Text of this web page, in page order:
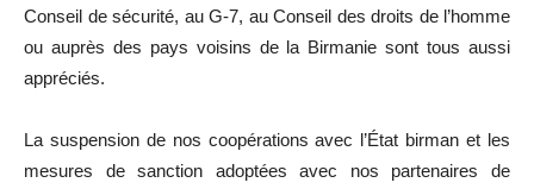
Conseil de sécurité, au G-7, au Conseil des droits de l’homme
ou auprès des pays voisins de la Birmanie sont tous aussi
appréciés.
La suspension de nos coopérations avec l’État birman et les
mesures de sanction adoptées avec nos partenaires de